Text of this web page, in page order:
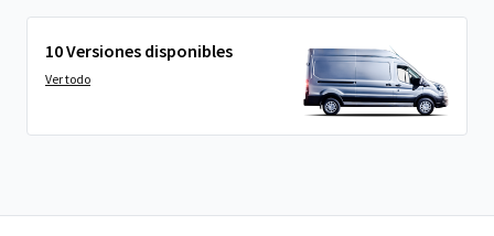
10 Versiones disponibles
Ver todo